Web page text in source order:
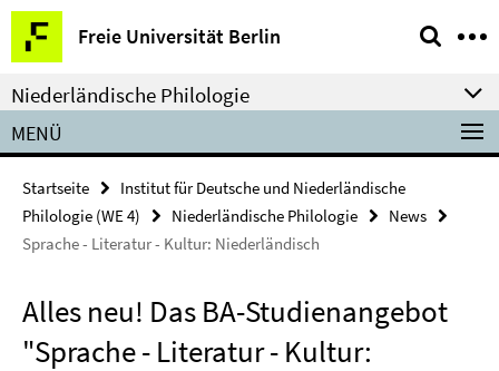
Springe
direkt
zu
Inhalt
Freie Universität Berlin
Service-
Navigation
Niederländische Philologie
MENÜ
Startseite
Institut für Deutsche und Niederländische
Philologie (WE 4)
Niederländische Philologie
News
Sprache - Literatur - Kultur: Niederländisch
Alles neu! Das BA-Studienangebot
"Sprache - Literatur - Kultur: